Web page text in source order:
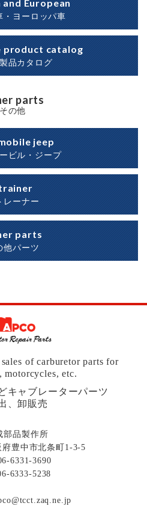
and European
・ヨーロッパ車
product catalog
品カタログ
parts
その他
jeep
ビル・ジープ
レーナー
parts
他パーツ
of carburetor parts for
motorcycles, etc.
キャブレーターパーツ
、卸販売
部品製作所
府豊中市北条町1-3-5
6331-3690
6333-5238